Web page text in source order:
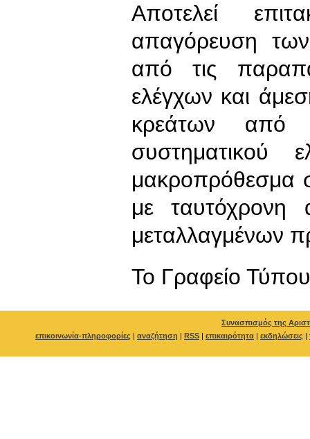
Αποτελεί
απαγόρευση
από τις
ελέγχων και
κρεάτων από
συστηματικού
μακροπρόθεσμα
με ταυτόχρονη
μεταλλαγμένων
To Γραφείο Τύπου
Συνασπισμός της
επικοινωνία-πληροφορίες | αναζήτηση | RSS | επικαιρότητα | εκδηλώσεις |